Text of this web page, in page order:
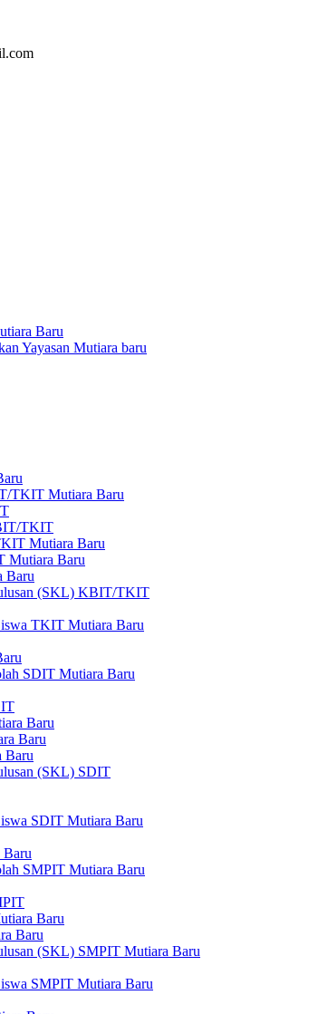
Baru
Yayasan Mutiara baru
TKIT Mutiara Baru
TKIT
Mutiara Baru
Baru
Baru
(SKL) KBIT/TKIT
TKIT Mutiara Baru
SDIT Mutiara Baru
Baru
Baru
Baru
(SKL) SDIT
SDIT Mutiara Baru
SMPIT Mutiara Baru
Baru
Baru
(SKL) SMPIT Mutiara Baru
SMPIT Mutiara Baru